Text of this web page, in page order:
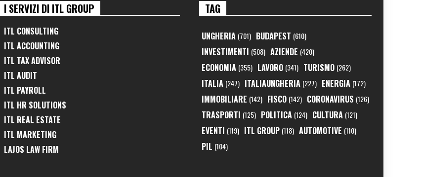
I SERVIZI DI ITL GROUP
ITL CONSULTING
ITL ACCOUNTING
ITL TAX ADVISOR
ITL AUDIT
ITL PAYROLL
ITL HR SOLUTIONS
ITL REAL ESTATE
ITL MARKETING
LAJOS LAW FIRM
TAG
UNGHERIA (701) BUDAPEST (610)
INVESTIMENTI (508) AZIENDE (420)
ECONOMIA (355) LAVORO (341) TURISMO (262)
ITALIA (247) ITALIAUNGHERIA (227) ENERGIA (172)
IMMOBILIARE (142) FISCO (142) CORONAVIRUS (126)
TRASPORTI (125) POLITICA (124) CULTURA (121)
EVENTI (119) ITL GROUP (118) AUTOMOTIVE (110)
PIL (104)